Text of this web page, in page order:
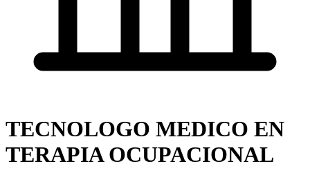
TECNOLOGO MEDICO EN
TERAPIA OCUPACIONAL